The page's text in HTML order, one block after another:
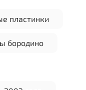
пластинки
бородино